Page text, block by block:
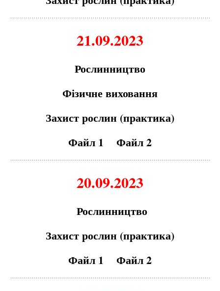
21.09.2023
Рослинництво
Фізичне виховання
Захист рослин (практика)
Файл 1
Файл 2
20.09.2023
Рослинництво
Захист рослин (практика)
Файл 1
Файл 2